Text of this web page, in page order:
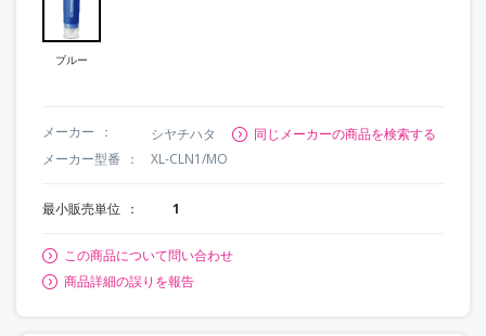
ブルー
メーカー シヤチハタ
同じメーカーの商品を検索する
メーカー型番
XL-CLN1/MO
最小販売単位 1
この商品について問い合わせ
商品詳細の誤りを報告